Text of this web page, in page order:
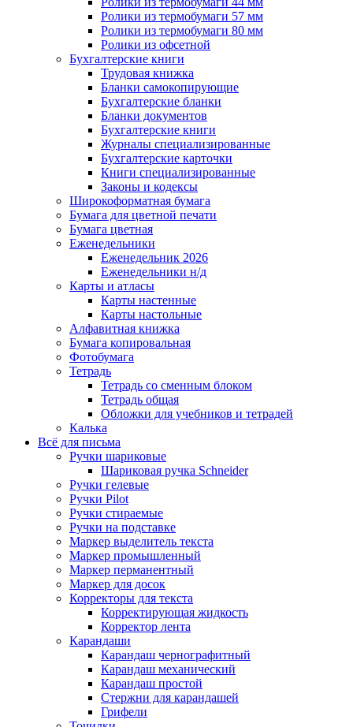
Ролики из термобумаги 57 мм
Ролики из термобумаги 80 мм
Ролики из офсетной
Бухгалтерские книги
Трудовая книжка
Бланки самокопирующие
Бухгалтерские бланки
Бланки документов
Бухгалтерские книги
Журналы специализированные
Бухгалтерские карточки
Книги специализированные
Законы и кодексы
Широкоформатная бумага
Бумага для цветной печати
Бумага цветная
Еженедельники
Еженедельник 2026
Еженедельники н/д
Карты и атласы
Карты настенные
Карты настольные
Алфавитная книжка
Бумага копировальная
Фотобумага
Тетрадь
Тетрадь со сменным блоком
Тетрадь общая
Обложки для учебников и тетрадей
Калька
Всё для письма
Ручки шариковые
Шариковая ручка Schneider
Ручки гелевые
Ручки Pilot
Ручки стираемые
Ручки на подставке
Маркер выделитель текста
Маркер промышленный
Маркер перманентный
Маркер для досок
Корректоры для текста
Корректирующая жидкость
Корректор лента
Карандаши
Карандаш чернографитный
Карандаш механический
Карандаш простой
Стержни для карандашей
Грифели